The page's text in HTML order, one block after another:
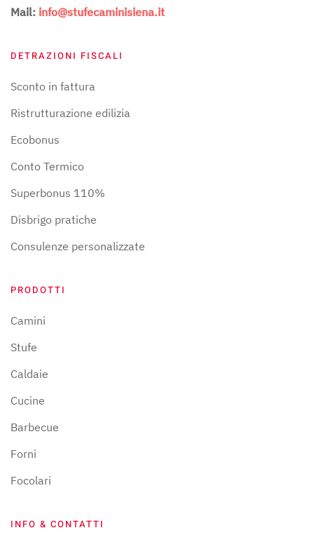
Mail: info@stufecaminisiena.it
DETRAZIONI FISCALI
Sconto in fattura
Ristrutturazione edilizia
Ecobonus
Conto Termico
Superbonus 110%
Disbrigo pratiche
Consulenze personalizzate
PRODOTTI
Camini
Stufe
Caldaie
Cucine
Barbecue
Forni
Focolari
INFO & CONTATTI